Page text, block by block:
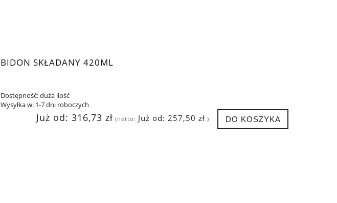
BIDON SKŁADANY 420ML
Dostępność:duża ilość
Wysyłka w: 1-7 dni roboczych
Już od:316,73 zł (netto: Już od:257,50 zł ) DO KOSZYKA